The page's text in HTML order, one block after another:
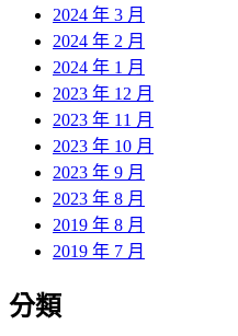
2024 年 3 月
2024 年 2 月
2024 年 1 月
2023 年 12 月
2023 年 11 月
2023 年 10 月
2023 年 9 月
2023 年 8 月
2019 年 8 月
2019 年 7 月
分類